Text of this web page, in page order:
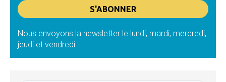
Nous envoyons la newsletter le lundi, mardi, mercredi,
jeudi et vendredi